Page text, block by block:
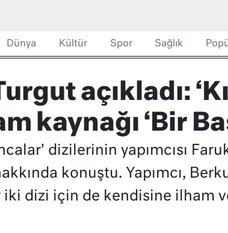
Dünya Kültür Spor Sağlık
açıkladı:
kaynağı ‘Bir
dizilerinin yapımcısı
konuştu. Yapımcı,
iki dizi için de kendisine ilham